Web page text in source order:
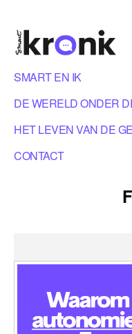
SMART EN IK
DE WERELD ONDER
HET LEVEN VAN DE
CONTACT